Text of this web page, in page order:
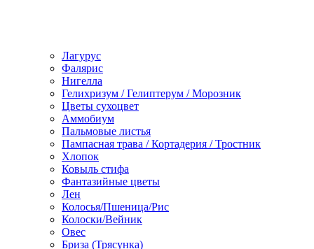
Лагурус
Фалярис
Нигелла
Гелихризум / Гелиптерум / Морозник
Цветы сухоцвет
Аммобиум
Пальмовые листья
Пампасная трава / Кортадерия / Тростник
Хлопок
Ковыль стифа
Фантазийные цветы
Лен
Колосья/Пшеница/Рис
Колоски/Вейник
Овес
Бриза (Трясунка)